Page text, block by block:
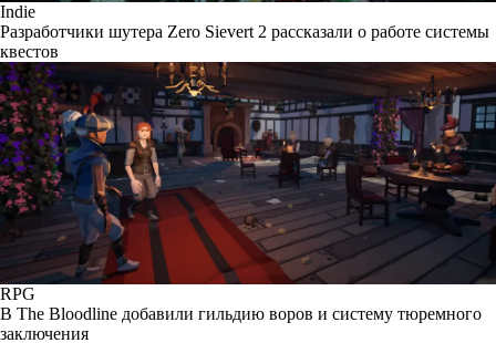
Indie
Разработчики шутера Zero Sievert 2 рассказали о работе системы
квестов
RPG
В The Bloodline добавили гильдию воров и систему тюремного
заключения